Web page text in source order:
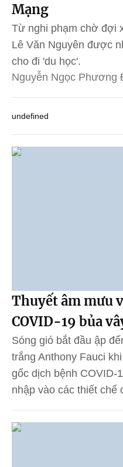
Mạng
Từ nghi phạm chờ đợi
Lê Văn Nguyên được
cho đi 'du học'.
Nguyễn Ngọc Phương
undefined
Thuyết âm mưu
COVID-19 bủa
Sóng gió bắt đầu ập
trắng Anthony Fauci
gốc dịch bệnh COVID-
nhập vào các thiết chế